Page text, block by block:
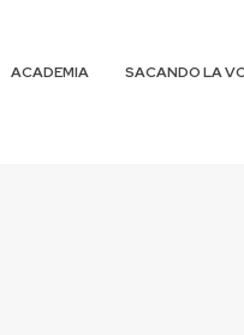
ACADEMIA
SACANDO LA